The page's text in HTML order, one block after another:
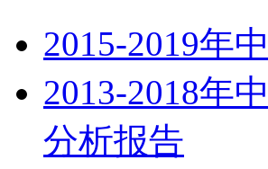
2015-2019年
2013-2018年
分析报告